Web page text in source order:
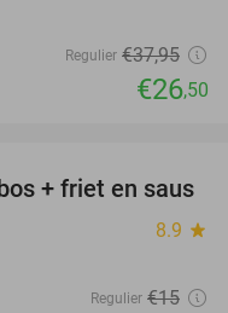
Regulier €37,95
€26,50
37%
+ friet en saus
8.9 star
Regulier €15